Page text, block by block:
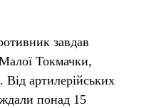
завдав
Токмачки,
Від артилерійських
понад 15